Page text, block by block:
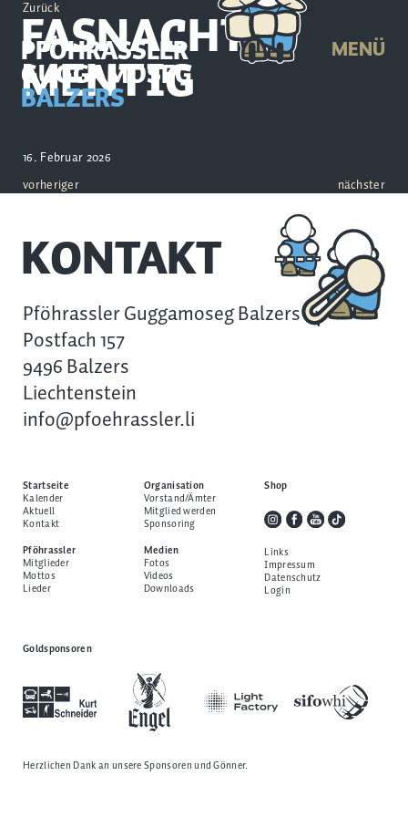
PFÖHRASSLER
GUGGAMOSEG
BALZERS
MENÜ
Zurück
FASNACHTS
MENTIG
16. Februar 2026
vorheriger
nächster
KONTAKT
Pföhrassler Guggamoseg Balzers
Postfach 157
9496 Balzers
Liechtenstein
info@pfoehrassler.li
Startseite
Kalender
Aktuell
Kontakt
Pföhrassler
Mitglieder
Mottos
Lieder
Organisation
Vorstand/Ämter
Mitglied werden
Sponsoring
Medien
Fotos
Videos
Downloads
Shop
Links
Impressum
Datenschutz
Login
Goldsponsoren
Herzlichen Dank an unsereSponsoren und Gönner.